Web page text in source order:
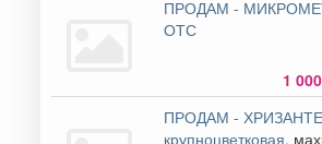
ПРОДАМ -
ОТС
1
ПРОДАМ -
крупноцветковая,